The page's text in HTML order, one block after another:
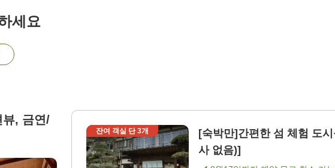
세요
뷰, 금연/
잔여 객실 단3개
[숙박만]간편한 섬 체험 도시를 떠나 대자연을 만끽 [룸 온리 (식
사 없음)]